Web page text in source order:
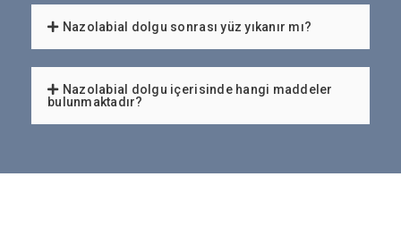
Nazolabial dolgu sonrası yüz yıkanır mı?
Nazolabial dolgu içerisinde hangi maddeler
bulunmaktadır?